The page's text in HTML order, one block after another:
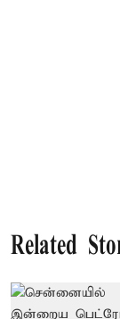
Related